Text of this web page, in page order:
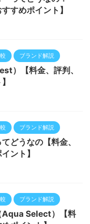
すめポイント】
ブランド解説
）【料金、評判、
ブランド解説
どうなの【料金、
ント】
ブランド解説
Aqua Select）【料